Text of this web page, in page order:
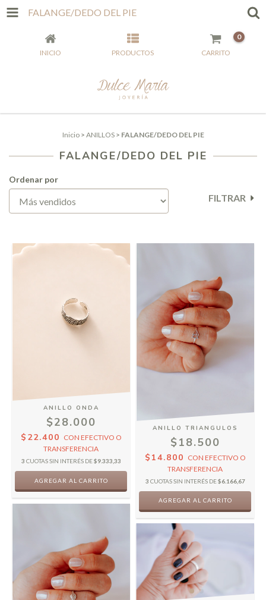
FALANGE/DEDO DEL PIE
INICIO PRODUCTOS CARRITO
0
Inicio > ANILLOS > FALANGE/DEDO DEL PIE
FALANGE/DEDO DEL PIE
Ordenar por
FILTRAR
ANILLO ONDA
$28.000
$22.400 CON EFECTIVO O
TRANSFERENCIA
3 CUOTAS SIN INTERÉS DE$9.333,33
ANILLO TRIANGULOS
$18.500
$14.800 CON EFECTIVO O
TRANSFERENCIA
3 CUOTAS SIN INTERÉS DE$6.166,67